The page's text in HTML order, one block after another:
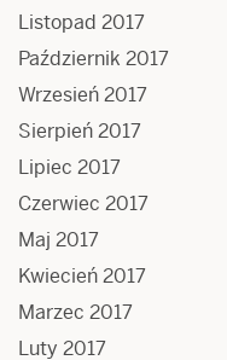
Listopad 2017
Październik 2017
Wrzesień 2017
Sierpień 2017
Lipiec 2017
Czerwiec 2017
Maj 2017
Kwiecień 2017
Marzec 2017
Luty 2017